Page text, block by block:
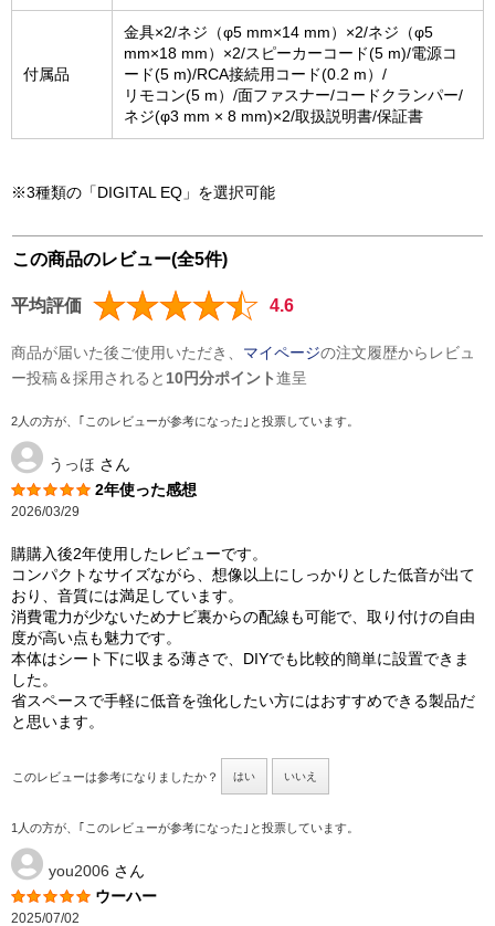
付属品
金具×2/ネジ（φ5 mm×14 mm）×2/ネジ（φ5
mm×18 mm）×2/スピーカーコード(5 m)/電源コ
ード(5 m)/RCA接続用コード(0.2 m）/
リモコン(5 m）/面ファスナー/コードクランパー/
ネジ(φ3 mm × 8 mm)×2/取扱説明書/保証書
※3種類の「DIGITAL EQ」を選択可能
この商品のレビュー(全5件)
平均評価 4.6
商品が届いた後ご使用いただき、 マイページの注文履歴からレビュ
ー投稿＆採用されると 10円分ポイント進呈
2人の方が、｢このレビューが参考になった｣と投票しています。
うっほ さん
2年使った感想
2026/03/29
購購入後2年使用したレビューです。
コンパクトなサイズながら、想像以上にしっかりとした低音が出て
おり、音質には満足しています。
消費電力が少ないためナビ裏からの配線も可能で、取り付けの自由
度が高い点も魅力です。
本体はシート下に収まる薄さで、DIYでも比較的簡単に設置できま
した。
省スペースで手軽に低音を強化したい方にはおすすめできる製品だ
と思います。
このレビューは参考になりましたか？ はい いいえ
1人の方が、｢このレビューが参考になった｣と投票しています。
you2006 さん
ウーハー
2025/07/02